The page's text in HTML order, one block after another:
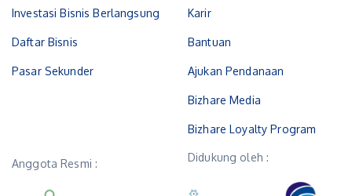
Investasi Bisnis Berlangsung
Daftar Bisnis
Pasar Sekunder
Karir
Bantuan
Ajukan Pendanaan
Bizhare Media
Bizhare Loyalty Program
Anggota Resmi : Didukung oleh :